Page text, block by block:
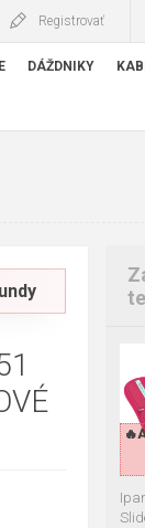
Registrovať
DÁŽDNIKY